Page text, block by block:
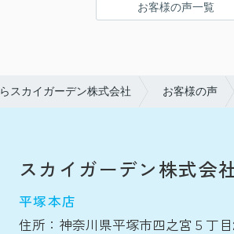
お客様の声一覧
スカイガーデン株式会社 お客様の声
スカイガーデン株式会
平塚本店
住所：神奈川県平塚市四之宮５丁目